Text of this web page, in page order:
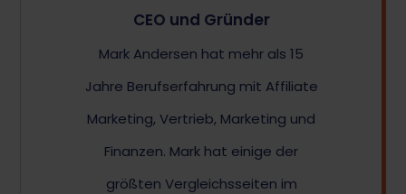
CEO und Gründer
Mark Andersen hat mehr als 15
Jahre Berufserfahrung mit Affiliate
Marketing, Vertrieb, Marketing und
Finanzen. Mark hat einige der
größten Vergleichsseiten im